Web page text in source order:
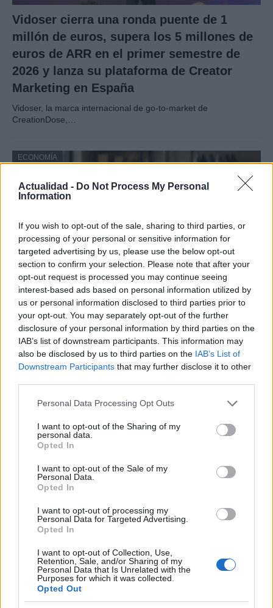
Actualidad - Do Not Process My Personal
Information
If you wish to opt-out of the sale, sharing to third parties, or
processing of your personal or sensitive information for
targeted advertising by us, please use the below opt-out
section to confirm your selection. Please note that after your
opt-out request is processed you may continue seeing
interest-based ads based on personal information utilized by
us or personal information disclosed to third parties prior to
your opt-out. You may separately opt-out of the further
disclosure of your personal information by third parties on the
IAB’s list of downstream participants. This information may
also be disclosed by us to third parties on the IAB’s List of
Downstream Participants that may further disclose it to other
Please note that this website/app uses one or more Google
not limited to your visit or usage behaviour. You may click to
grant or deny consent to Google and its third-party tags to
use your data for below specified purposes in below Google
consent section.
Personal Data Processing Opt Outs
I want to opt-out of the Sharing of my
personal data.
Opted In
I want to opt-out of the Sale of my
Personal Data.
Opted In
I want to opt-out of processing my
Personal Data for Targeted Advertising.
Opted In
I want to opt-out of Collection, Use,
Retention, Sale, and/or Sharing of my
Personal Data that Is Unrelated with the
Purposes for which it was collected.
Opted Out
Vidoser cierra una ronda puente de 1
millón de euros, supera los 5 millones de
euros de ARR en el primer semestre de
2026 y lanza su plataforma de Creator
Marketing en España
Vidoser, la marca internacional de go-to-market de
CreationDose,…
ECONOMÍA
Barreras no arancelarias: normas
técnicas, subsidios y compras públicas
El proteccionismo no siempre se manifiesta a través…
Cómo medir la productividad por hora
Explora la productividad desde diferentes ángulos y su…
ECONOMÍA